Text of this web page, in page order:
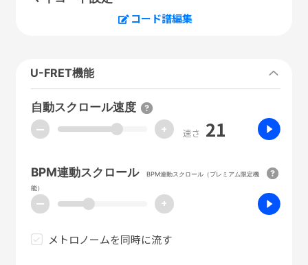
コード譜編集
U-FRET機能
自動スクロール速度
ー + 速さ 21
BPM連動スクロール
BPM連動スクロール（プレミアム限定機
能）
ー +
メトロノームを同時に流す